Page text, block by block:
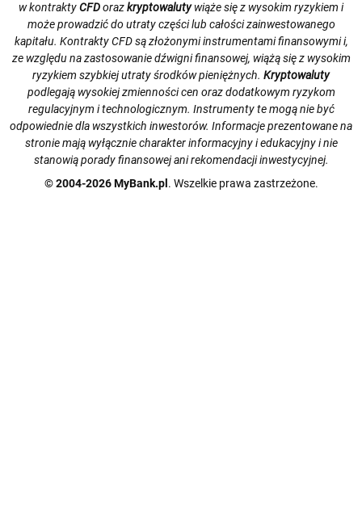
w kontraktyCFDorazkryptowalutywiąże się z wysokim ryzykiem i
może prowadzić do utraty części lub całości zainwestowanego
kapitału. Kontrakty CFD są złożonymi instrumentami finansowymi i,
ze względu na zastosowanie dźwigni finansowej, wiążą się z wysokim
ryzykiem szybkiej utraty środków pieniężnych. Kryptowaluty
podlegają wysokiej zmienności cen oraz dodatkowym ryzykom
regulacyjnym i technologicznym. Instrumenty te mogą nie być
odpowiednie dla wszystkich inwestorów. Informacje prezentowane na
stronie mają wyłącznie charakter informacyjny i edukacyjny i nie
stanowią porady finansowej ani rekomendacji inwestycyjnej.
© 2004-2026 MyBank.pl . Wszelkie prawa zastrzeżone.